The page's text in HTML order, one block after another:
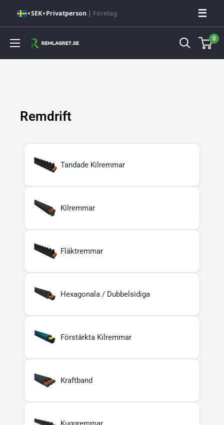
▼SEK▼ Privatperson | Företag ☰
Remlagret.se
0
Remdrift
Tandade Kilremmar
Kilremmar
Fläktremmar
Hexagonala / Dubbelsidiga
Förstärkta Kilremmar
Kraftband